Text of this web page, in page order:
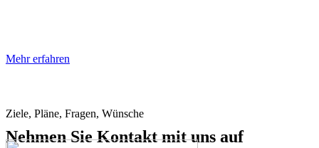
Mehr erfahren
Ziele, Pläne, Fragen, Wünsche
Nehmen Sie Kontaktmit uns auf